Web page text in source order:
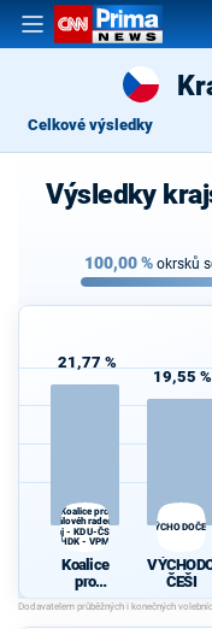
Celkové výsledky
Výsledky
100,00% okrsků
21,77 %
Koalice pro
Královéhradecký
kraj - KDU-ČSL -
HDK - VPM
Koalice
pro
Královéhra
decký kraj
19,55 %
ČEŠI